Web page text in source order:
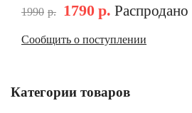
1990 р. 1790 р. Распродано
Сообщить о поступлении
Категории товаров